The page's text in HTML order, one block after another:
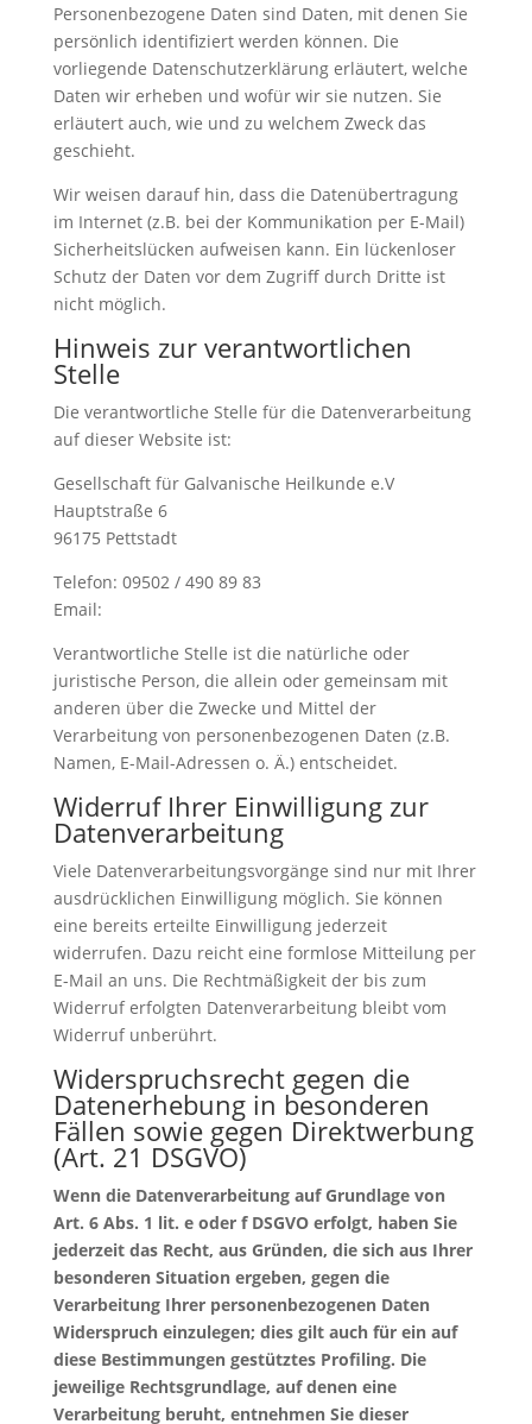
Personenbezogene Daten sind Daten, mit denen Sie
persönlich identifiziert werden können. Die
vorliegende Datenschutzerklärung erläutert, welche
Daten wir erheben und wofür wir sie nutzen. Sie
erläutert auch, wie und zu welchem Zweck das
geschieht.
Wir weisen darauf hin, dass die Datenübertragung
im Internet (z.B. bei der Kommunikation per E-Mail)
Sicherheitslücken aufweisen kann. Ein lückenloser
Schutz der Daten vor dem Zugriff durch Dritte ist
nicht möglich.
Hinweis zur verantwortlichen
Stelle
Die verantwortliche Stelle für die Datenverarbeitung
auf dieser Website ist:
Gesellschaft für Galvanische Heilkunde e.V
Hauptstraße 6
96175 Pettstadt
Telefon: 09502 / 490 89 83
Email:
Verantwortliche Stelle ist die natürliche oder
juristische Person, die allein oder gemeinsam mit
anderen über die Zwecke und Mittel der
Verarbeitung von personenbezogenen Daten (z.B.
Namen, E-Mail-Adressen o. Ä.) entscheidet.
Widerruf Ihrer Einwilligung zur
Datenverarbeitung
Viele Datenverarbeitungsvorgänge sind nur mit Ihrer
ausdrücklichen Einwilligung möglich. Sie können
eine bereits erteilte Einwilligung jederzeit
widerrufen. Dazu reicht eine formlose Mitteilung per
E-Mail an uns. Die Rechtmäßigkeit der bis zum
Widerruf erfolgten Datenverarbeitung bleibt vom
Widerruf unberührt.
Widerspruchsrecht gegen die
Datenerhebung in besonderen
Fällen sowie gegen Direktwerbung
(Art. 21 DSGVO)
Wenn die Datenverarbeitung auf Grundlage von
Art. 6 Abs. 1 lit. e oder f DSGVO erfolgt, haben Sie
jederzeit das Recht, aus Gründen, die sich aus Ihrer
besonderen Situation ergeben, gegen die
Verarbeitung Ihrer personenbezogenen Daten
Widerspruch einzulegen; dies gilt auch für ein auf
diese Bestimmungen gestütztes Profiling. Die
jeweilige Rechtsgrundlage, auf denen eine
Verarbeitung beruht, entnehmen Sie dieser